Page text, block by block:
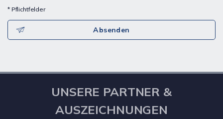
* Pflichtfelder
Absenden
UNSERE PARTNER &
AUSZEICHNUNGEN